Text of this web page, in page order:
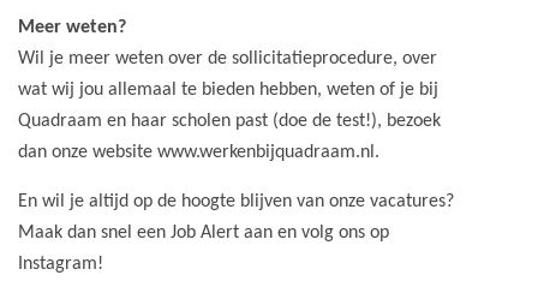
Meer weten?
Wil je meer weten over de sollicitatieprocedure, over
wat wij jou allemaal te bieden hebben, weten of je bij
Quadraam en haar scholen past (doe de test!), bezoek
dan onze website www.werkenbijquadraam.nl.
En wil je altijd op de hoogte blijven van onze vacatures?
Maak dan snel een Job Alert aan en volg ons op
Instagram!